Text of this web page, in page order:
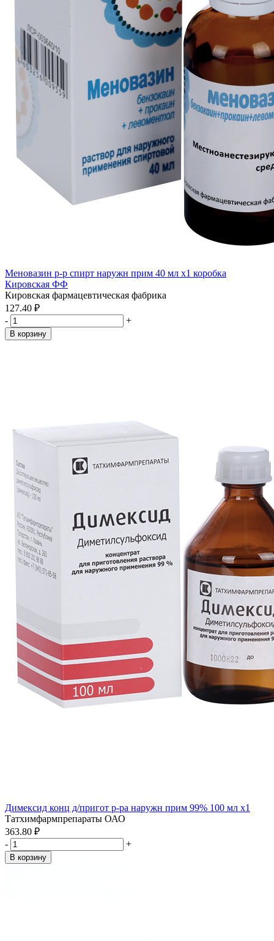
Меновазин р-р спирт наружн прим 40 мл x1 коробка
Кировская ФФ
Кировская фармацевтическая фабрика
127.40 ₽
-
+
В корзину
Димексид конц д/пригот р-ра наружн прим 99% 100 мл x1
Татхимфармпрепараты ОАО
363.80 ₽
-
+
В корзину